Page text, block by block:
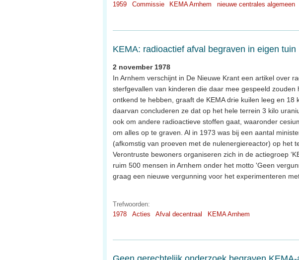
1959
Commissie KEMA Arnhem nieuwe centrales algemeen
KEMA: radioactief afval begraven in eigen tuin
2 november 1978
In Arnhem verschijnt in De Nieuwe Krant een artikel over
sterfgevallen van kinderen die daar mee gespeeld
ontkend te hebben, graaft de KEMA drie kuilen leeg en 18
daarvan concluderen ze dat op het hele terrein 3 kilo
ook om andere radioactieve stoffen gaat, waaronder
om alles op te graven. Al in 1973 was bij een aantal
(afkomstig van proeven met de nulenergiereactor) op het
Verontruste bewoners organiseren zich in de actiegroep
ruim 500 mensen in Arnhem onder het motto 'Geen
graag een nieuwe vergunning voor het experimenteren
Trefwoorden:
1978
Acties Afval decentraal KEMA Arnhem